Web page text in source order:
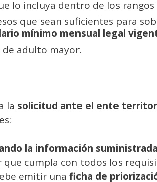
lo incluya dentro de los rangos
que sean suficientes para
mínimo mensual legal
adulto mayor.
la solicitud ante el ente
la información suministrada
cumpla con todos los
emitir una ficha de